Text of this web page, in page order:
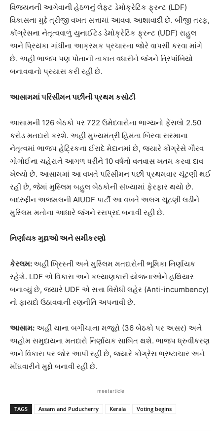
વિજયનની આગેવાની હેઠળનું લેફ્ટ ડેમોક્રેટિક ફ્રન્ટ (LDF)
વિકાસના મુદ્દે ત્રીજી વખત સત્તામાં આવવા આશાવાદી છે. બીજી તરફ,
કોંગ્રેસના નેતૃત્વવાળું યુનાઈટેડ ડેમોક્રેટિક ફ્રન્ટ (UDF) રાહુલ
અને પ્રિયંકા ગાંધીના આક્રમક પ્રચારના જોરે વાપસી કરવા માંગે
છે. અહીં ભાજપ પણ પોતાની તાકાત વધારીને જંગને ત્રિપાંખિયો
બનાવવાનો પ્રયાસ કરી રહી છે.
આસામમાં પરિસીમન પછીની પ્રથમ કસોટી
આસામની 126 બેઠકો પર 722 ઉમેદવારોના ભાગ્યનો ફેંસલો 2.50
કરોડ મતદારો કરશે. અહીં મુખ્યમંત્રી હિમંતા બિસ્વા સરમાના
નેતૃત્વમાં ભાજપ હેટ્રિકના ઈરાદે મેદાનમાં છે, જ્યારે કોંગ્રેસે ગૌરવ
ગોગોઈના ચહેરાને આગળ ધરીને 10 વર્ષનો વનવાસ ખતમ કરવા દાવ
ખેલ્યો છે. આસામમાં આ વખતે પરિસીમન પછી પ્રથમવાર ચૂંટણી થઈ
રહી છે, જેમાં મુસ્લિમ બહુલ બેઠકોની સંખ્યામાં ફેરફાર થયો છે.
બદરુદ્દીન અજમલની AIUDF પાર્ટી આ વખતે અલગ ચૂંટણી લડીને
મુસ્લિમ મતોના આધારે જંગને રસપ્રદ બનાવી રહી છે.
નિર્ણાયક મુદ્દાઓ અને સમીકરણો
કેરલમ:અહીં ખ્રિસ્તી અને મુસ્લિમ મતદારોની ભૂમિકા નિર્ણાયક
રહેશે. LDF એ વિકાસ અને કલ્યાણકારી યોજનાઓને હથિયાર
બનાવ્યું છે, જ્યારે UDF એ સત્તા વિરોધી લહેર (Anti-incumbency)
નો ફાયદો ઉઠાવવાની રણનીતિ અપનાવી છે.
આસામ: અહીં ચાના બગીચાના મજૂરો (36 બેઠકો પર અસર) અને
અહોમ સમુદાયના મતદારો નિર્ણાયક સાબિત થશે. ભાજપ ધ્રુવીકરણ
અને વિકાસ પર જોર આપી રહી છે, જ્યારે કોંગ્રેસ ભ્રષ્ટાચાર અને
મોંઘવારીને મુદ્દો બનાવી રહી છે.
meetarticle
TAGS Assam and Puducherry Kerala Voting begins